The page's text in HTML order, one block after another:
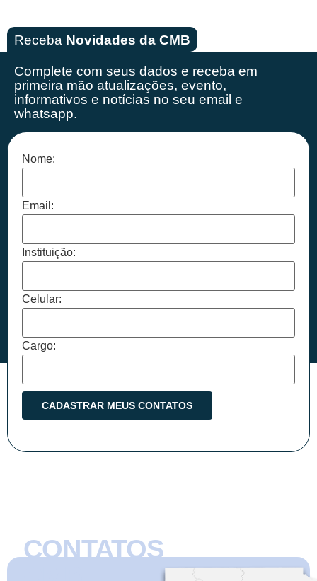
Receba Novidades da CMB
Complete com seus dados e receba em
primeira mão atualizações, evento,
informativos e notícias no seu email e
whatsapp.
Nome:
Email:
Instituição:
Celular:
Cargo:
CONTATOS